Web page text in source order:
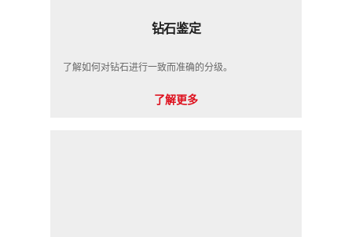
钻石鉴定
了解如何对钻石进行一致而准确的分级。
了解更多